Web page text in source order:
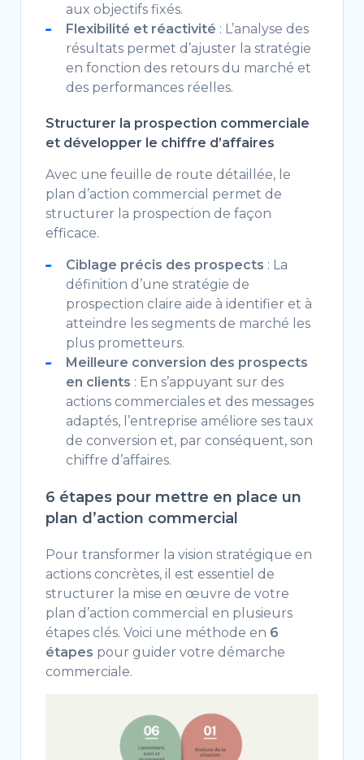
aux objectifs fixés.
Flexibilité et réactivité : L’analyse des
résultats permet d’ajuster la stratégie
en fonction des retours du marché et
des performances réelles.
Structurer la prospection commerciale
et développer le chiffre d’affaires
Avec une feuille de route détaillée, le
plan d’action commercial permet de
structurer la prospection de façon
efficace.
Ciblage précis des prospects : La
définition d’une stratégie de
prospection claire aide à identifier et à
atteindre les segments de marché les
plus prometteurs.
Meilleure conversion des prospects
en clients : En s’appuyant sur des
actions commerciales et des messages
adaptés, l’entreprise améliore ses taux
de conversion et, par conséquent, son
chiffre d’affaires.
6 étapes pour mettre en place un
plan d’action commercial
Pour transformer la vision stratégique en
actions concrètes, il est essentiel de
structurer la mise en œuvre de votre
plan d’action commercial en plusieurs
étapes clés. Voici une méthode en 6
étapes pour guider votre démarche
commerciale.